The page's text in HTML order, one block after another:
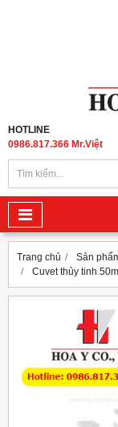
HOTLINE
0986.817.366 Mr.Việt
Trang chủ Sản
Cuvet thủy tinh